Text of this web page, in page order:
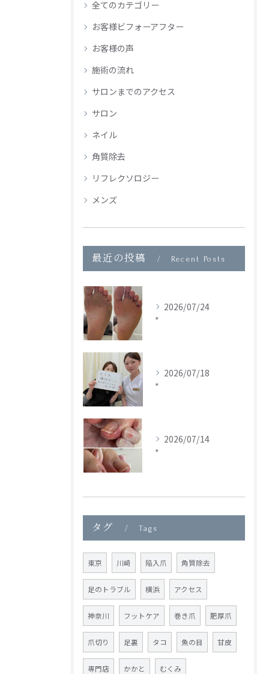
全てのカテゴリー
お客様ビフォーアフター
お客様の声
施術の流れ
サロンまでのアクセス
サロン
ネイル
角質除去
リフレクソロジー
メンズ
最近の投稿 Recent Posts
2026/07/24
*
2026/07/18
*
2026/07/14
*
タグ Tags
東京 川崎 陥入爪 角質除去
足のトラブル 横浜 アクセス
神奈川 フットケア 巻き爪 肥厚爪
爪切り 足裏 タコ 魚の目 甘皮
専門店 かかと むくみ